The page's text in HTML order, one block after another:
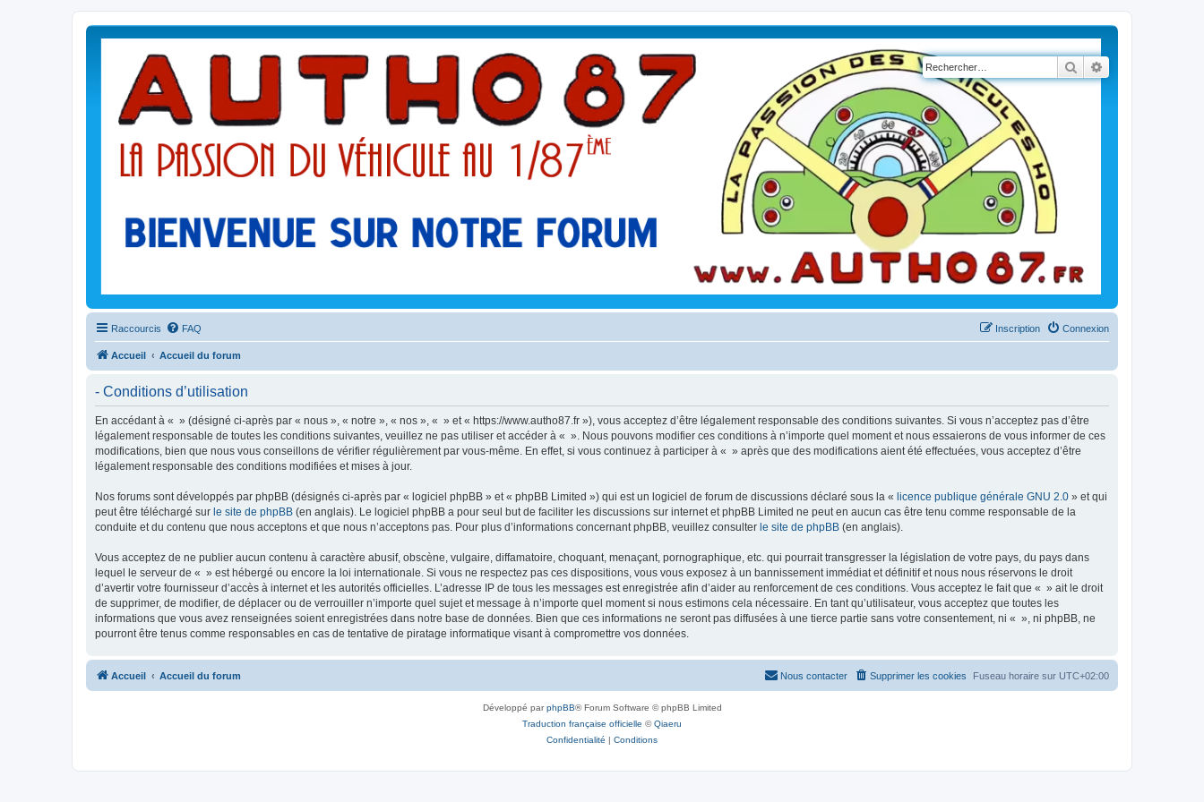
Rechercher
Raccourcis FAQ Connexion
Inscription
Accueil Accueil du forum
- Conditions d’utilisation
En accédant à « » (désigné ci-après par « nous », « notre », « nos », « » et « https://www.autho87.fr »), vous acceptez d’être légalement responsable des conditions suivantes. Si vous n’acceptez pas d’être
légalement responsable de toutes les conditions suivantes, veuillez ne pas utiliser et accéder à « ». Nous pouvons modifier ces conditions à n’importe quel moment et nous essaierons de vous informer de ces
modifications, bien que nous vous conseillons de vérifier régulièrement par vous-même. En effet, si vous continuez à participer à « » après que des modifications aient été effectuées, vous acceptez d’être
légalement responsable des conditions modifiées et mises à jour.
Nos forums sont développés par phpBB (désignés ci-après par « logiciel phpBB » et « phpBB Limited ») qui est un logiciel de forum de discussions déclaré sous la « licence publique générale GNU 2.0 » et qui
peut être téléchargé sur le site de phpBB (en anglais). Le logiciel phpBB a pour seul but de faciliter les discussions sur internet et phpBB Limited ne peut en aucun cas être tenu comme responsable de la
conduite et du contenu que nous acceptons et que nous n’acceptons pas. Pour plus d’informations concernant phpBB, veuillez consulter le site de phpBB (en anglais).
Vous acceptez de ne publier aucun contenu à caractère abusif, obscène, vulgaire, diffamatoire, choquant, menaçant, pornographique, etc. qui pourrait transgresser la législation de votre pays, du pays dans
lequel le serveur de « » est hébergé ou encore la loi internationale. Si vous ne respectez pas ces dispositions, vous vous exposez à un bannissement immédiat et définitif et nous nous réservons le droit
d’avertir votre fournisseur d’accès à internet et les autorités officielles. L’adresse IP de tous les messages est enregistrée afin d’aider au renforcement de ces conditions. Vous acceptez le fait que « » ait le droit
de supprimer, de modifier, de déplacer ou de verrouiller n’importe quel sujet et message à n’importe quel moment si nous estimons cela nécessaire. En tant qu’utilisateur, vous acceptez que toutes les
informations que vous avez renseignées soient enregistrées dans notre base de données. Bien que ces informations ne seront pas diffusées à une tierce partie sans votre consentement, ni « », ni phpBB, ne
pourront être tenus comme responsables en cas de tentative de piratage informatique visant à compromettre vos données.
Accueil Accueil du forum Fuseau horaire sur UTC+02:00
Supprimer les cookies
Nous contacter
Développé parphpBB® Forum Software © phpBB Limited
Traduction française officielle ©Qiaeru
Confidentialité | Conditions